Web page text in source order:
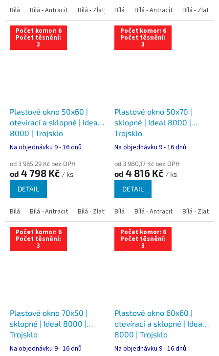
Bílá Bílá - Antracit Bílá - Zlatý dub Bílá - Tmavý dub Bílá -
Bílá Bílá - Antracit Bílá - Zlatý
Počet komor: 6
Počet těsnění:
3
Plastové okno 50x60 |
otevírací a sklopné | Ideal
8000 | Trojsklo
Na objednávku 9 - 16 dnů
od 3 965,29 Kč bez DPH
od 4 798 Kč / ks
DETAIL
Bílá Bílá - Antracit Bílá - Zlatý dub Bílá - Tmavý dub Bílá -
Počet komor: 6
Počet těsnění:
3
Plastové okno 50x70 |
sklopné | Ideal 8000 |
Trojsklo
Na objednávku 9 - 16 dnů
od 3 980,17 Kč bez DPH
od 4 816 Kč / ks
DETAIL
Bílá Bílá - Antracit Bílá - Zlatý
Počet komor: 6
Počet těsnění:
3
Plastové okno 70x50 |
sklopné | Ideal 8000 |
Trojsklo
Na objednávku 9 - 16 dnů
Počet komor: 6
Počet těsnění:
3
Plastové okno 60x60 |
otevírací a sklopné | Ideal
8000 | Trojsklo
Na objednávku 9 - 16 dnů